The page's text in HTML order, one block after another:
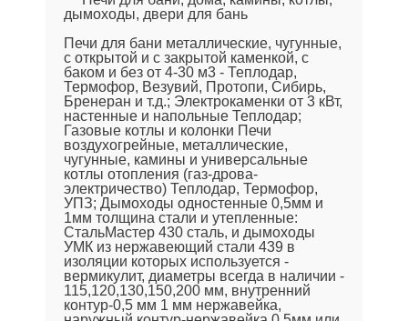
дымоходы, двери для бань
Печи для бани металлические, чугунные,
с открытой и с закрытой каменкой, с
баком и без от 4-30 м3 - Теплодар,
Термофор, Везувий, Протопи, Сибирь,
Бренеран и т.д.; Электрокаменки от 3 кВт,
настенные и напольные Теплодар;
Газовые котлы и колонки Печи
воздухогрейные, металлические,
чугунные, камины и универсальные
котлы отопления (газ-дрова-
электричество) Теплодар, Термофор,
УПЗ; Дымоходы одностенные 0,5мм и
1мм толщина стали и утепленные:
СтальМастер 430 сталь, и дымоходы
УМК из нержавеющий стали 439 в
изоляции которых используется -
вермикулит, диаметры всегда в наличии -
115,120,130,150,200 мм, внутренний
контур-0,5 мм 1 мм нержавейка,